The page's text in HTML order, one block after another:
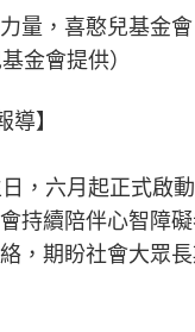
量，喜憨兒基金
金會提供）
報導】
，六月起正式啟
持續陪伴心智障
，期盼社會大眾